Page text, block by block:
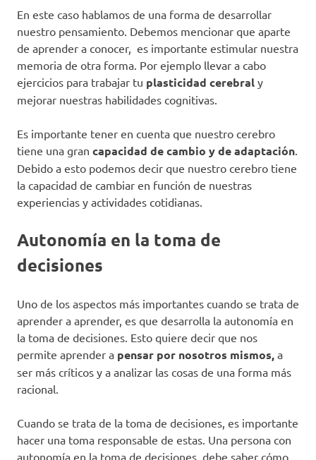
En este caso hablamos de una forma de desarrollar
nuestro pensamiento. Debemos mencionar que aparte
de aprender a conocer, es importante estimular nuestra
memoria de otra forma. Por ejemplo llevar a cabo
ejercicios para trabajar tu plasticidad cerebral y
mejorar nuestras habilidades cognitivas.
Es importante tener en cuenta que nuestro cerebro
tiene una gran capacidad de cambio y de adaptación.
Debido a esto podemos decir que nuestro cerebro tiene
la capacidad de cambiar en función de nuestras
experiencias y actividades cotidianas.
Autonomía en la toma de
decisiones
Uno de los aspectos más importantes cuando se trata de
aprender a aprender, es que desarrolla la autonomía en
la toma de decisiones. Esto quiere decir que nos
permite aprender a pensar por nosotros mismos, a
ser más críticos y a analizar las cosas de una forma más
racional.
Cuando se trata de la toma de decisiones, es importante
hacer una toma responsable de estas. Una persona con
autonomía en la toma de decisiones, debe saber cómo